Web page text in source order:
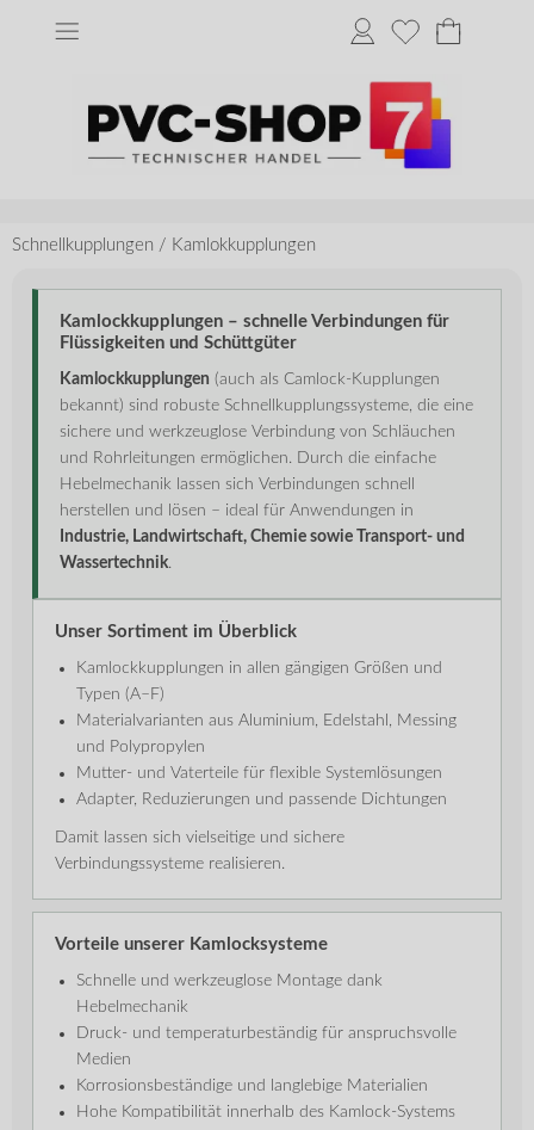
Schnellkupplungen / Kamlokkupplungen
Kamlockkupplungen – schnelle Verbindungen für
Flüssigkeiten und Schüttgüter
Kamlockkupplungen (auch als Camlock-Kupplungen
bekannt) sind robuste Schnellkupplungssysteme, die eine
sichere und werkzeuglose Verbindung von Schläuchen
und Rohrleitungen ermöglichen. Durch die einfache
Hebelmechanik lassen sich Verbindungen schnell
herstellen und lösen – ideal für Anwendungen in
Industrie, Landwirtschaft, Chemie sowie Transport- und
Wassertechnik.
Unser Sortiment im Überblick
Kamlockkupplungen in allen gängigen Größen und
Typen (A–F)
Materialvarianten aus Aluminium, Edelstahl, Messing
und Polypropylen
Mutter- und Vaterteile für flexible Systemlösungen
Adapter, Reduzierungen und passende Dichtungen
Damit lassen sich vielseitige und sichere
Verbindungssysteme realisieren.
Vorteile unserer Kamlocksysteme
Schnelle und werkzeuglose Montage dank
Hebelmechanik
Druck- und temperaturbeständig für anspruchsvolle
Medien
Korrosionsbeständige und langlebige Materialien
Hohe Kompatibilität innerhalb des Kamlock-Systems